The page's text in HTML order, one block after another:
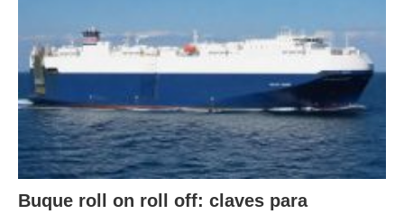
Buque roll on roll off: claves para